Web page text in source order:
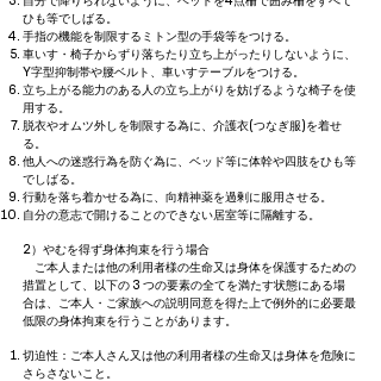
ひも等でしばる。
手指の機能を制限するミトン型の手袋等をつける。
車いす・椅子からずり落ちたり立ち上がったりしないように、
Y字型抑制帯や腰ベルト、車いすテーブルをつける。
立ち上がる能力のある人の立ち上がりを妨げるような椅子を使
用する。
脱衣やオムツ外しを制限する為に、介護衣(つなぎ服)を着せ
る。
他人への迷惑行為を防ぐ為に、ベッド等に体幹や四肢をひも等
でしばる。
行動を落ち着かせる為に、向精神薬を過剰に服用させる。
自分の意志で開けることのできない居室等に隔離する。
2）やむを得ず身体拘束を行う場合
ご本人または他の利用者様の生命又は身体を保護するための
措置として、以下の 3 つの要素の全てを満たす状態にある場
合は、ご本人・ご家族への説明同意を得た上で例外的に必要最
低限の身体拘束を行うことがあります。
切迫性：ご本人さん又は他の利用者様の生命又は身体を危険に
さらさないこと。